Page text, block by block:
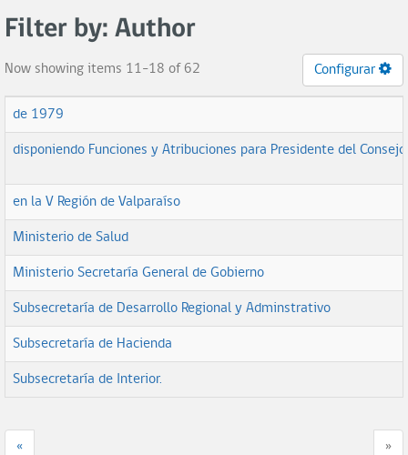
Filter by: Author
Now showing items 11-18 of 62 Configurar
de 1979
disponiendo Funciones y Atribuciones para Presidente del Consejo
en la V Región de Valparaíso
Ministerio de Salud
Ministerio Secretaría General de Gobierno
Subsecretaría de Desarrollo Regional y Adminstrativo
Subsecretaría de Hacienda
Subsecretaría de Interior.
« »